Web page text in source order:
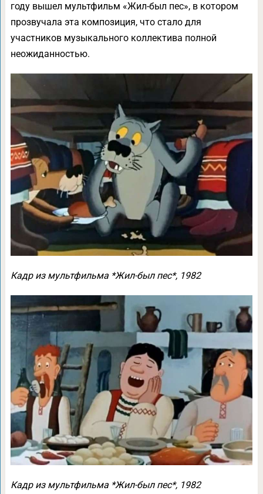
году вышел мультфильм «Жил-был пес», в котором
прозвучала эта композиция, что стало для
участников музыкального коллектива полной
неожиданностью.
Кадр из мультфильма *Жил-был пес*, 1982
Кадр из мультфильма *Жил-был пес*, 1982